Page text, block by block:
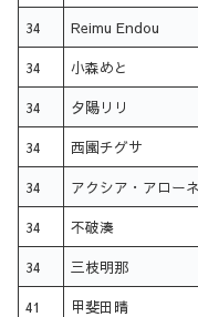
34 Reimu Endou
34 小森めと
34 夕陽リリ
34 西園チグサ
34 アクシア・アローネ
34 不破湊
34 三枝明那
41 甲斐田晴